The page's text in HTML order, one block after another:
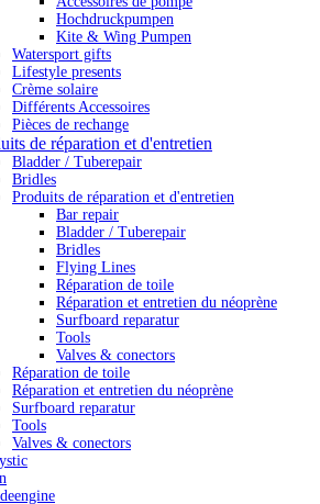
Hochdruckpumpen
Kite & Wing Pumpen
Watersport gifts
Lifestyle presents
Crème solaire
Différents Accessoires
Pièces de rechange
de réparation et d'entretien
Bladder / Tuberepair
Bridles
Produits de réparation et d'entretien
Bar repair
Bladder / Tuberepair
Bridles
Flying Lines
Réparation de toile
Réparation et entretien du néoprène
Surfboard reparatur
Tools
Valves & conectors
Réparation de toile
Réparation et entretien du néoprène
Surfboard reparatur
Tools
Valves & conectors